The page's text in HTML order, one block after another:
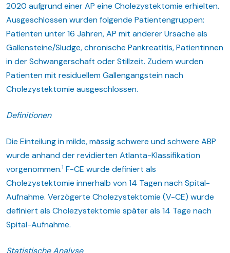
2020 aufgrund einer AP eine Cholezystektomie erhielten.
Ausgeschlossen wurden folgende Patientengruppen:
Patienten unter 16 Jahren, AP mit anderer Ursache als
Gallensteine/Sludge, chronische Pankreatitis, Patientinnen
in der Schwangerschaft oder Stillzeit. Zudem wurden
Patienten mit residuellem Gallengangstein nach
Cholezystektomie ausgeschlossen.
Definitionen
Die Einteilung in milde, mässig schwere und schwere ABP
wurde anhand der revidierten Atlanta-Klassifikation
vorgenommen.1 F-CE wurde definiert als
Cholezystektomie innerhalb von 14 Tagen nach Spital-
Aufnahme. Verzögerte Cholezystektomie (V-CE) wurde
definiert als Cholezystektomie später als 14 Tage nach
Spital-Aufnahme.
Statistische Analyse